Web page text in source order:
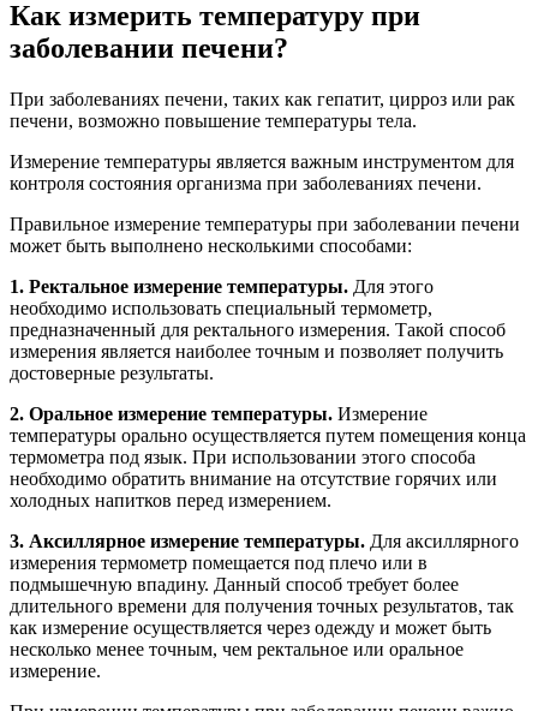
Как измерить температуру при
заболевании печени?
При заболеваниях печени, таких как гепатит, цирроз или рак
печени, возможно повышение температуры тела.
Измерение температуры является важным инструментом для
контроля состояния организма при заболеваниях печени.
Правильное измерение температуры при заболевании печени
может быть выполнено несколькими способами:
1. Ректальное измерение температуры. Для этого
необходимо использовать специальный термометр,
предназначенный для ректального измерения. Такой способ
измерения является наиболее точным и позволяет получить
достоверные результаты.
2. Оральное измерение температуры. Измерение
температуры орально осуществляется путем помещения конца
термометра под язык. При использовании этого способа
необходимо обратить внимание на отсутствие горячих или
холодных напитков перед измерением.
3. Аксиллярное измерение температуры. Для аксиллярного
измерения термометр помещается под плечо или в
подмышечную впадину. Данный способ требует более
длительного времени для получения точных результатов, так
как измерение осуществляется через одежду и может быть
несколько менее точным, чем ректальное или оральное
измерение.